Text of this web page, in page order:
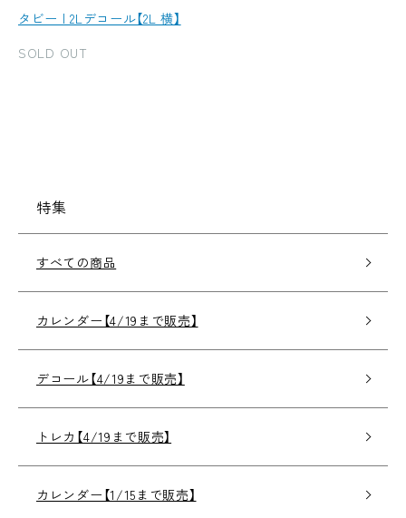
タビー | 2Lデコール【2L 横】
SOLD OUT
特集
すべての商品
カレンダー【4/19まで販売】
デコール【4/19まで販売】
トレカ【4/19まで販売】
カレンダー【1/15まで販売】